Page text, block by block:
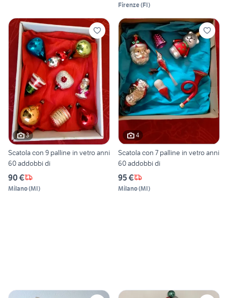
Firenze(FI)
3
Scatola con 9 palline in vetro anni
60 addobbi di
90 €
Milano(MI)
4
Scatola con 7 palline in vetro anni
60 addobbi di
95 €
Milano(MI)